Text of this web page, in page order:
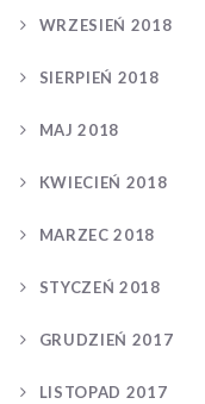
WRZESIEŃ 2018
SIERPIEŃ 2018
MAJ 2018
KWIECIEŃ 2018
MARZEC 2018
STYCZEŃ 2018
GRUDZIEŃ 2017
LISTOPAD 2017